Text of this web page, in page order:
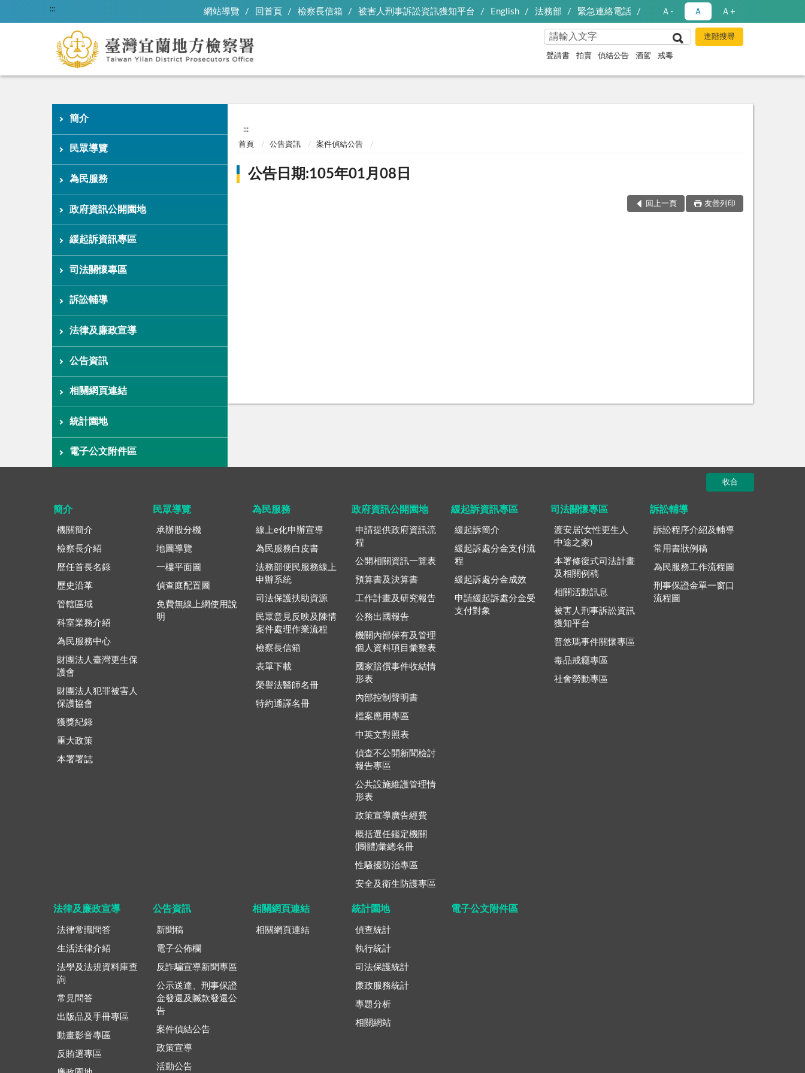
::: 網站導覽 回首頁 檢察長信箱 被害人刑事訴訟資訊獲知平台 English 法務部 緊急連絡電話 Ａ- Ａ Ａ+
聲請書 拍賣 偵結公告 酒駕 戒毒
簡介
民眾導覽
為民服務
政府資訊公開園地
緩起訴資訊專區
司法關懷專區
訴訟輔導
法律及廉政宣導
公告資訊
相關網頁連結
統計園地
電子公文附件區
:::
首頁 公告資訊 案件偵結公告
公告日期:105年01月08日
回上一頁 友善列印
收合
簡介
機關簡介
檢察長介紹
歷任首長名錄
歷史沿革
管轄區域
科室業務介紹
為民服務中心
財團法人臺灣更生保
護會
財團法人犯罪被害人
保護協會
獲獎紀錄
重大政策
本署署誌
民眾導覽
承辦股分機
地圖導覽
一樓平面圖
偵查庭配置圖
免費無線上網使用說
明
為民服務
線上e化申辦宣導
為民服務白皮書
法務部便民服務線上
申辦系統
司法保護扶助資源
民眾意見反映及陳情
案件處理作業流程
檢察長信箱
表單下載
榮譽法醫師名冊
特約通譯名冊
政府資訊公開園地
申請提供政府資訊流
程
公開相關資訊一覽表
預算書及決算書
工作計畫及研究報告
公務出國報告
機關內部保有及管理
個人資料項目彙整表
國家賠償事件收結情
形表
內部控制聲明書
檔案應用專區
中英文對照表
偵查不公開新聞檢討
報告專區
公共設施維護管理情
形表
政策宣導廣告經費
概括選任鑑定機關
(團體)彙總名冊
性騷擾防治專區
安全及衛生防護專區
緩起訴資訊專區
緩起訴簡介
緩起訴處分金支付流
程
緩起訴處分金成效
申請緩起訴處分金受
支付對象
司法關懷專區
渡安居(女性更生人
中途之家)
本署修復式司法計畫
及相關例稿
相關活動訊息
被害人刑事訴訟資訊
獲知平台
普悠瑪事件關懷專區
毒品戒癮專區
社會勞動專區
訴訟輔導
訴訟程序介紹及輔導
常用書狀例稿
為民服務工作流程圖
刑事保證金單一窗口
流程圖
法律及廉政宣導
法律常識問答
生活法律介紹
法學及法規資料庫查
詢
常見問答
出版品及手冊專區
動畫影音專區
反賄選專區
公告資訊
新聞稿
電子公佈欄
反詐騙宣導新聞專區
公示送達、刑事保證
金發還及贓款發還公
告
案件偵結公告
政策宣導
活動公告
相關網頁連結
相關網頁連結
統計園地
偵查統計
執行統計
司法保護統計
廉政服務統計
專題分析
相關網站
電子公文附件區